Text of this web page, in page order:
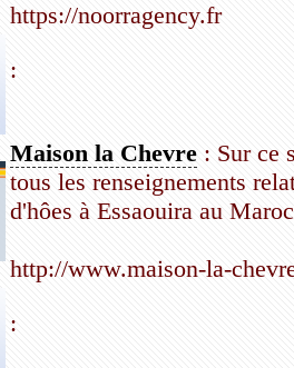
https://noorragency.fr
:
Maison la Chevre : Sur ce
tous les renseignements
d'hôes à Essaouira au
http://www.maison-la-
: